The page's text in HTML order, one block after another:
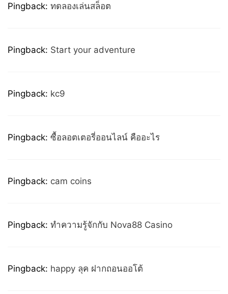
Pingback: ทดลองเล่นสล็อต
Pingback: Start your adventure
Pingback: kc9
Pingback: ซื้อลอตเตอรี่ออนไลน์ คืออะไร
Pingback: cam coins
Pingback: ทำความรู้จักกับ Nova88 Casino
Pingback: happy ลุค ฝากถอนออโต้